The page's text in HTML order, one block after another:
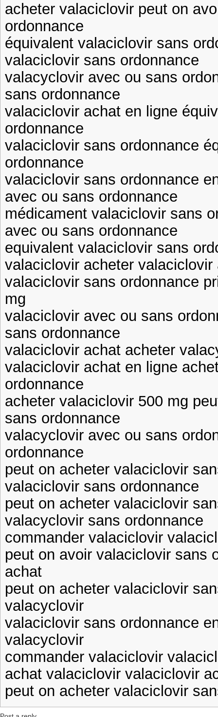
acheter valaciclovir peut on
ordonnance
équivalent valaciclovir sans
valaciclovir sans ordonnance
valacyclovir avec ou sans
sans ordonnance
valaciclovir achat en ligne
ordonnance
valaciclovir sans ordonnance
ordonnance
valaciclovir sans ordonnance
avec ou sans ordonnance
médicament valaciclovir sans
avec ou sans ordonnance
equivalent valaciclovir sans
valaciclovir acheter valaciclovir
valaciclovir sans ordonnance
mg
valaciclovir avec ou sans
sans ordonnance
valaciclovir achat acheter
valaciclovir achat en ligne
ordonnance
acheter valaciclovir 500 mg
sans ordonnance
valacyclovir avec ou sans
ordonnance
peut on acheter valaciclovir
valaciclovir sans ordonnance
peut on acheter valaciclovir
valacyclovir sans ordonnance
commander valaciclovir
peut on avoir valaciclovir sans
achat
peut on acheter valaciclovir
valacyclovir
valaciclovir sans ordonnance
valacyclovir
commander valaciclovir
achat valaciclovir valaciclovir
peut on acheter valaciclovir